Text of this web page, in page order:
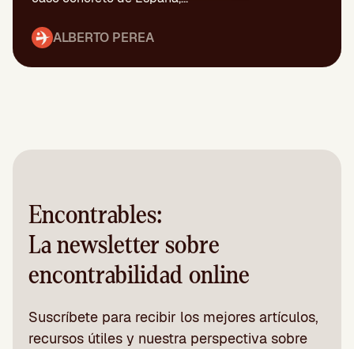
ALBERTO PEREA
Encontrables:
La newsletter sobre
encontrabilidad online
Suscríbete para recibir los mejores artículos,
recursos útiles y nuestra perspectiva sobre